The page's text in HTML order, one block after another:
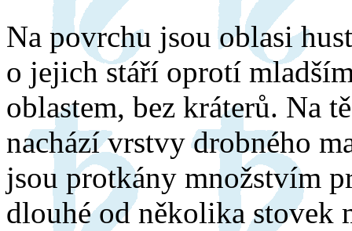
Na povrchu jsou oblasi
o jejich stáří oprotí
oblastem, bez kráterů. Na
nachází vrstvy drobného
jsou protkány množstvím
dlouhé od několika stovek